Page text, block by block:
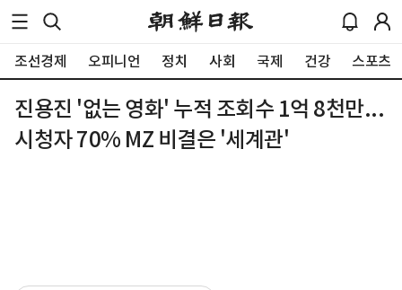
조선경제 오피니언 정치 사회 국제 건강 스포츠
진용진 '없는 영화' 누적 조회수 1억 8천만...
시청자 70% MZ 비결은 '세계관'